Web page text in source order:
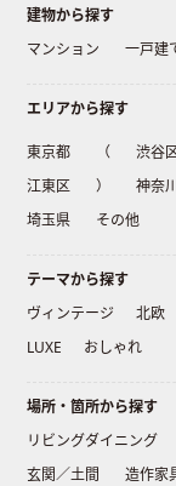
建物から探す
マンション
一戸建
エリアから探す
東京都 （ 渋谷
江東区
） 神奈
埼玉県
その他
テーマから探す
ヴィンテージ
北欧
LUXE
おしゃれ
場所・箇所から探す
リビングダイニング
玄関／土間
造作家